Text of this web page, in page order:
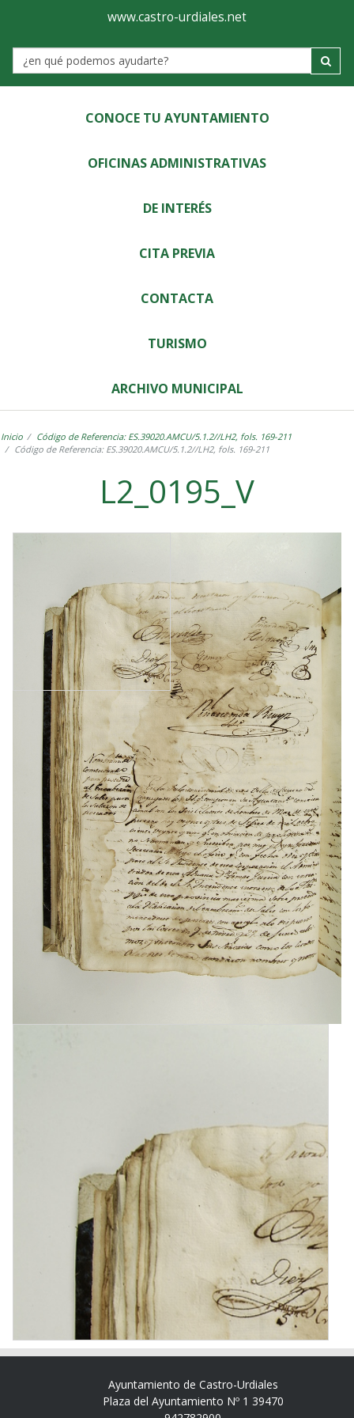
Ayuntamiento
de
Castro-
Urdiales
www.castro-urdiales.net
Label
CONOCE TU AYUNTAMIENTO
OFICINAS ADMINISTRATIVAS
DE INTERÉS
CITA PREVIA
CONTACTA
TURISMO
ARCHIVO MUNICIPAL
Inicio
Código de Referencia: ES.39020.AMCU/5.1.2//LH2, fols. 169-211
Código de Referencia: ES.39020.AMCU/5.1.2//LH2, fols. 169-211
L2_0195_V
Ayuntamiento de Castro-Urdiales
Plaza del Ayuntamiento Nº 1 39470